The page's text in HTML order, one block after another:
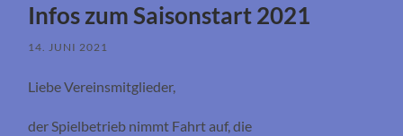
Infos zum Saisonstart 2021
14. JUNI 2021
Liebe Vereinsmitglieder,
der Spielbetrieb nimmt Fahrt auf, die